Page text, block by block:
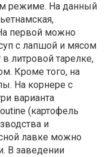
режиме. На данный
первой можно
с лапшой и мясом
литровой тарелке,
Кроме того, на
На корнере с
варианта
(картофель
и
лавке можно
В заведении